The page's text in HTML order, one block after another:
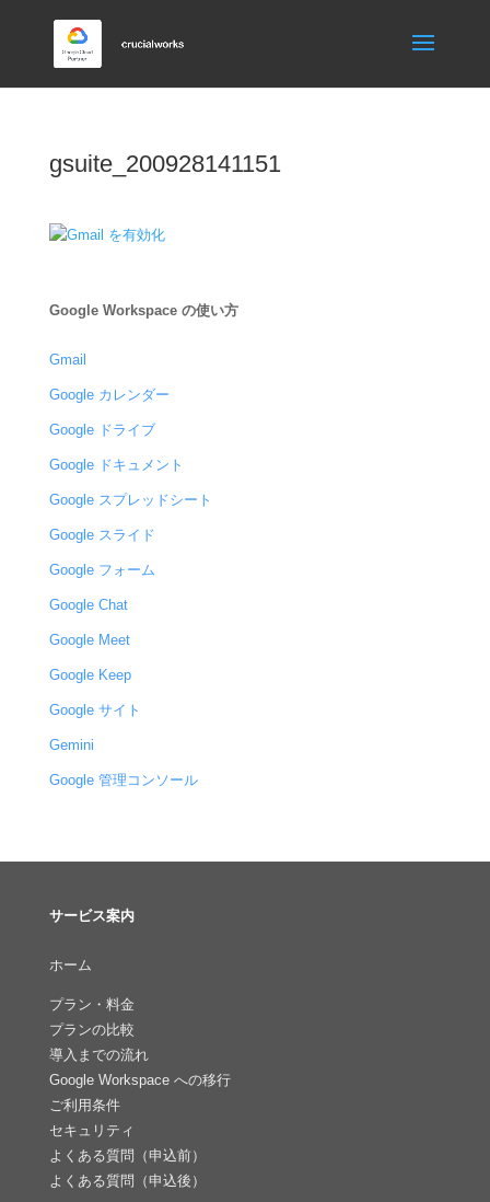
gsuite_200928141151
Google Workspace の使い方
Gmail
Google カレンダー
Google ドライブ
Google ドキュメント
Google スプレッドシート
Google スライド
Google フォーム
Google Chat
Google Meet
Google Keep
Google サイト
Gemini
Google 管理コンソール
サービス案内
ホーム
プラン・料金
プランの比較
導入までの流れ
Google Workspace への移行
ご利用条件
セキュリティ
よくある質問（申込前）
よくある質問（申込後）